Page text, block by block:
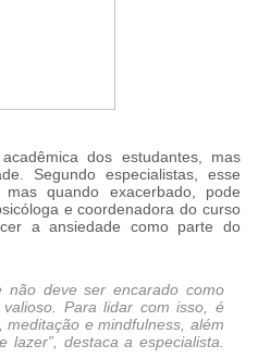
dos estudantes, mas
Segundo especialistas, esse
quando exacerbado, pode
e coordenadora do curso
a ansiedade como parte do
não deve ser encarado como
Para lidar com isso, é
e mindfulness, além
destaca a especialista.